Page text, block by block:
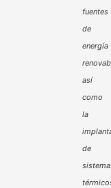
fuentes
de
energía
así
como
la
de